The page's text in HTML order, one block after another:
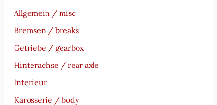
Allgemein / misc
Bremsen / breaks
Getriebe / gearbox
Hinterachse / rear axle
Interieur
Karosserie / body